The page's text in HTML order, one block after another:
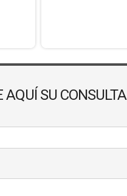
AQUÍ SU CONSULTA